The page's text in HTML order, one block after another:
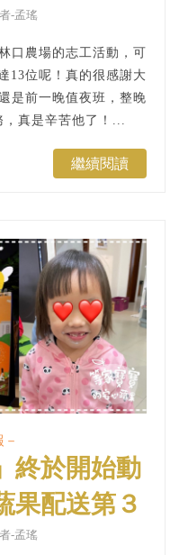
-孟瑤
口農場的志工活動，可
13位呢！真的很感謝大
是前一晚值夜班，整晚
真是辛苦他了！...
繼續閱讀
終於開始動
果配送第３
-孟瑤